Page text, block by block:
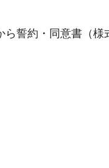
ら誓約・同意書（